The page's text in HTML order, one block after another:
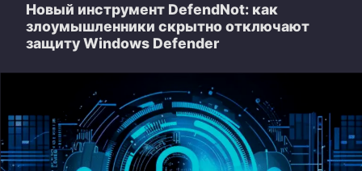
Новый инструмент DefendNot: как
злоумышленники скрытно отключают
защиту Windows Defender